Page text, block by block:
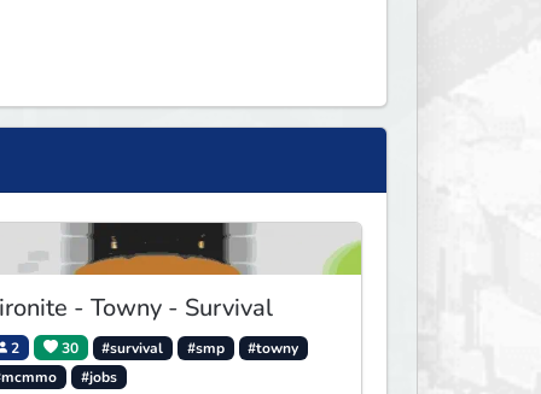
- Towny - Survival
2 30 #survival #smp
#towny
#jobs